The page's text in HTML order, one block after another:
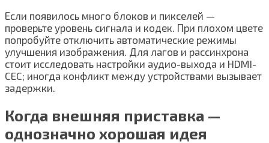
Если появилось много блоков и пикселей —
проверьте уровень сигнала и кодек. При плохом цвете
попробуйте отключить автоматические режимы
улучшения изображения. Для лагов и рассинхрона
стоит исследовать настройки аудио-выхода и HDMI-
CEC; иногда конфликт между устройствами вызывает
задержки.
Когда внешняя приставка —
однозначно хорошая идея